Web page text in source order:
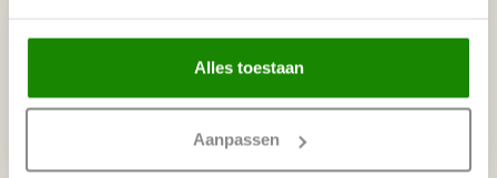
Alles toestaan
Aanpassen